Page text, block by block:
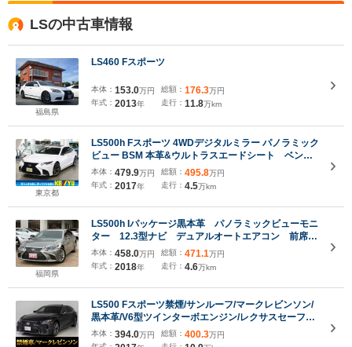
LSの中古車情報
福島県
LS460 Fスポーツ
本体： 153.0万円
年式： 2013年
総額： 176.3万円
走行： 11.8万km
東京都
LS500h Fスポーツ 4WDデジタルミラー パノラミック
ビュー BSM 本革&ウルトラスエードシート ベンチ
レーション 前後シート&ステアヒーター パワート
ランク HUD 12.3インチナビ ブルーレイ
ETC2.0 三眼LED
本体： 479.9万円
年式： 2017年
総額： 495.8万円
走行： 4.5万km
福岡県
LS500h Iパッケージ黒本革 パノラミックビューモニ
ター 12.3型ナビ デュアルオートエアコン 前席シ
ートヒーター&ベンチレーション 三眼LEDヘッドラ
イト 前後ドラレコ レーダー探知機 ETC2.0
本体： 458.0万円
年式： 2018年
総額： 471.1万円
走行： 4.6万km
LS500 Fスポーツ禁煙/サンルーフ/マークレビンソン/
黒本革/V6型ツインターボエンジン/レクサスセーフテ
ィシステム+A/デジタルインナーミラー/ハンズフリー
パワートランク/パノラミックビューモニター/専用イ
本体： 394.0万円
総額： 400.3万円